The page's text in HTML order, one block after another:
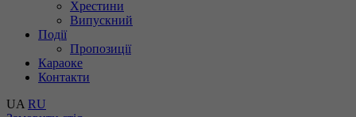
Хрестини
Випускний
Події
Пропозиції
Караоке
Контакти
UA RU